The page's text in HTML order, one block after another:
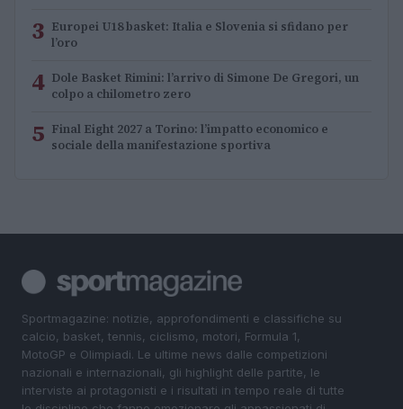
3 Europei U18 basket: Italia e Slovenia si sfidano per
l’oro
4 Dole Basket Rimini: l’arrivo di Simone De Gregori, un
colpo a chilometro zero
5 Final Eight 2027 a Torino: l’impatto economico e
sociale della manifestazione sportiva
Sportmagazine: notizie, approfondimenti e classifiche su
calcio, basket, tennis, ciclismo, motori, Formula 1,
MotoGP e Olimpiadi. Le ultime news dalle competizioni
nazionali e internazionali, gli highlight delle partite, le
interviste ai protagonisti e i risultati in tempo reale di tutte